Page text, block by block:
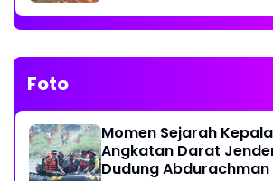
Foto
Momen Sejarah
Angkatan Darat
Dudung